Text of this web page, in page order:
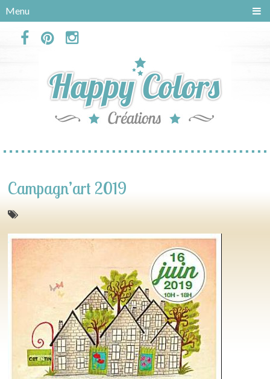
Menu
Campagn’art 2019
Panneau de gestion des cookies